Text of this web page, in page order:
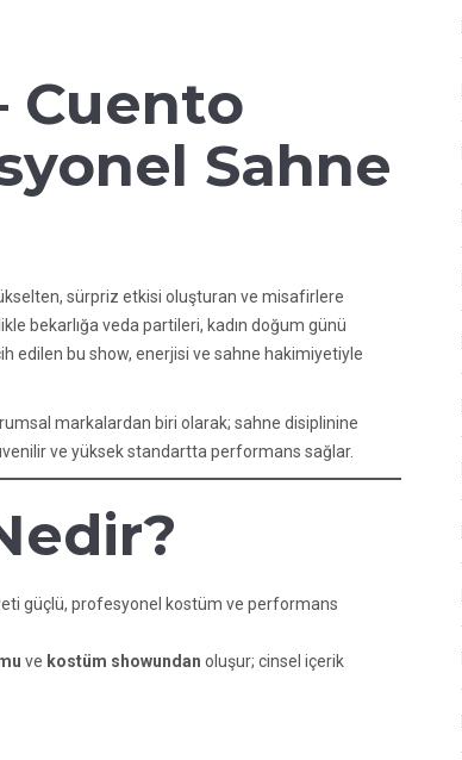
Cuento
Sahne
sürpriz etkisi oluşturan ve misafirlere
bekarlığa veda partileri, kadın doğum günü
edilen bu show, enerjisi ve sahne hakimiyetiyle
markalardan biri olarak; sahne disiplinine
ve yüksek standartta performans sağlar.
güçlü, profesyonel kostüm ve performans
ve kostüm showundan oluşur; cinsel içerik